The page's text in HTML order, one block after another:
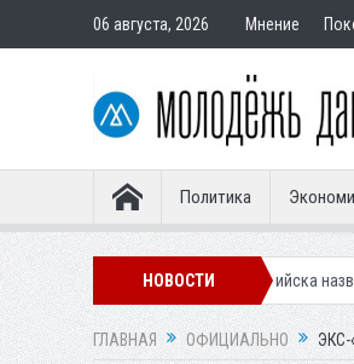
06 августа, 2026 Мнение
Политика
НОВОСТИ
Мэрия Каспийска назвала причину
ГЛАВНАЯ ОФИЦИАЛЬНО